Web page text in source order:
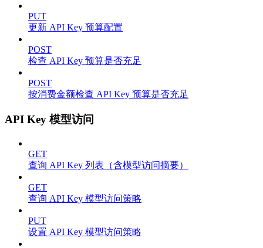
PUT
更新 API Key 预算配置
POST
检查 API Key 预算是否充足
POST
按消费金额检查 API Key 预算是否充足
API Key 模型访问
GET
查询 API Key 列表（含模型访问摘要）
GET
查询 API Key 模型访问策略
PUT
设置 API Key 模型访问策略